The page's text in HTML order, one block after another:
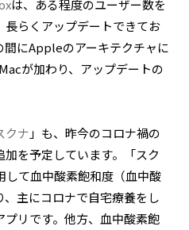
は、ある程度のユーザー数を
らくアップデートできてお
間にAppleのアーキテクチャに
が加わり、アップデートの
クナ 」も、昨今のコロナ禍の
を予定しています。「スク
て血中酸素飽和度（血中酸
主にコロナで自宅療養をし
リです。他方、血中酸素飽